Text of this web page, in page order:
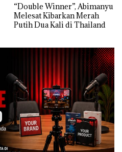
“Double Winner”, Abimanyu
Melesat Kibarkan Merah
Putih Dua Kali di Thailand